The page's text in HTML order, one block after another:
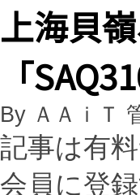
上海貝
「
By ＡＡｉＴ
記事は有
会員に登